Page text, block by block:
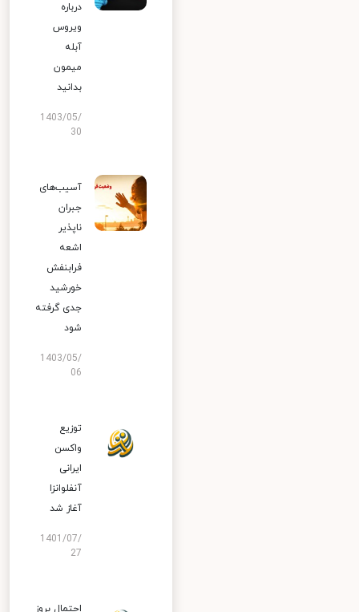
درباره
ویروس
آبله
میمون
بدانید
1403/05/
30
آسیب‌های
جبران
ناپذیر
اشعه
فرابنفش
خورشید
جدی گرفته
شود
1403/05/
06
توزیع
واکسن
ایرانی
آنفلوانزا
آغاز شد
1401/07/
27
احتمال بروز